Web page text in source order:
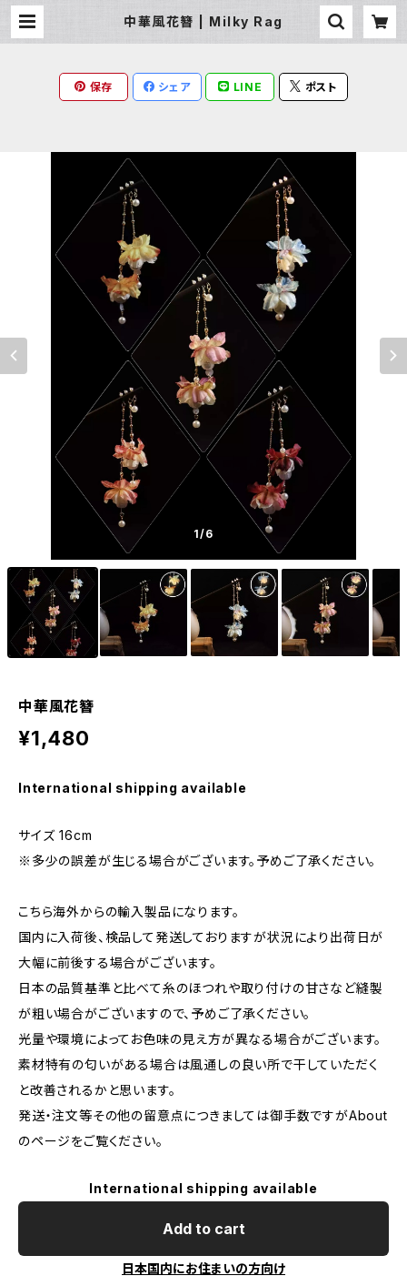
中華風花簪 | Milky Rag
保存 シェア LINE ポスト
1/6
中華風花簪
¥1,480
International shipping available
サイズ 16cm
※多少の誤差が生じる場合がございます。予めご了承ください。
こちら海外からの輸入製品になります。
国内に入荷後、検品して発送しておりますが状況により出荷日が
大幅に前後する場合がございます。
日本の品質基準と比べて糸のほつれや取り付けの甘さなど縫製
が粗い場合がございますので、予めご了承ください。
光量や環境によってお色味の見え方が異なる場合がございます。
素材特有の匂いがある場合は風通しの良い所で干していただく
と改善されるかと思います。
発送・注文等その他の留意点につきましては御手数ですがAbout
のページをご覧ください。
International shipping available
Add to cart
日本国内にお住まいの方向け